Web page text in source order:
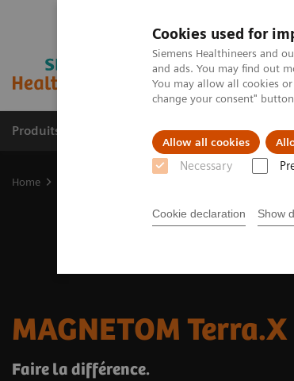
Cookies used for
Siemens Healthineers and
and ads. You may find out
You may allow all cookies
change your consent"
Allow all cookies
Necessary
Cookie declaration Show
Produits et services Spécialités
Home
MAGNETOM Terra.X
Faire la différence.